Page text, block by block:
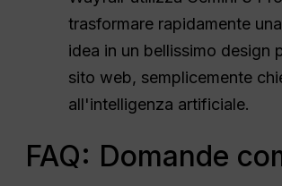
trasformare rapidamente
idea in un bellissimo design
sito web, semplicemente
all'intelligenza artificiale.
FAQ: Domande